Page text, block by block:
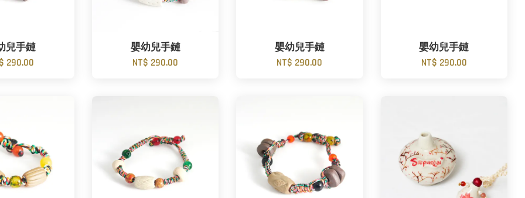
兒手鏈
290.00
嬰幼兒手鏈
NT$ 290.00
嬰幼兒手鏈
NT$ 290.00
嬰幼兒手鏈
NT$ 290.00